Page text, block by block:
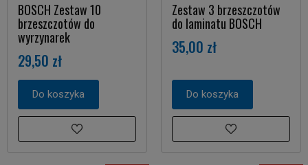
BOSCH Zestaw 10
brzeszczotów do
wyrzynarek
29,50 zł
Do koszyka
Zestaw 3 brzeszczotów
do laminatu BOSCH
35,00 zł
Do koszyka